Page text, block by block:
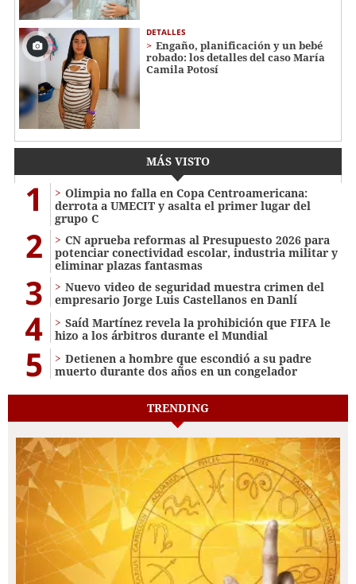
DETALLES
Engaño, planificación y un bebé
robado: los detalles del caso María
Camila Potosí
MÁS VISTO
1
Olimpia no falla en Copa Centroamericana:
derrota a UMECIT y asalta el primer lugar del
grupo C
2
CN aprueba reformas al Presupuesto 2026 para
potenciar conectividad escolar, industria militar y
eliminar plazas fantasmas
3
Nuevo video de seguridad muestra crimen del
empresario Jorge Luis Castellanos en Danlí
4
Saíd Martínez revela la prohibición que FIFA le
hizo a los árbitros durante el Mundial
5
Detienen a hombre que escondió a su padre
muerto durante dos años en un congelador
TRENDING